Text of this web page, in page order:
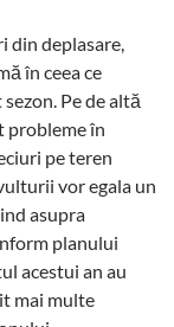
din deplasare,
în ceea ce
Pe de altă
probleme în
pe teren
vor egala un
asupra
planului
acestui an au
mai multe